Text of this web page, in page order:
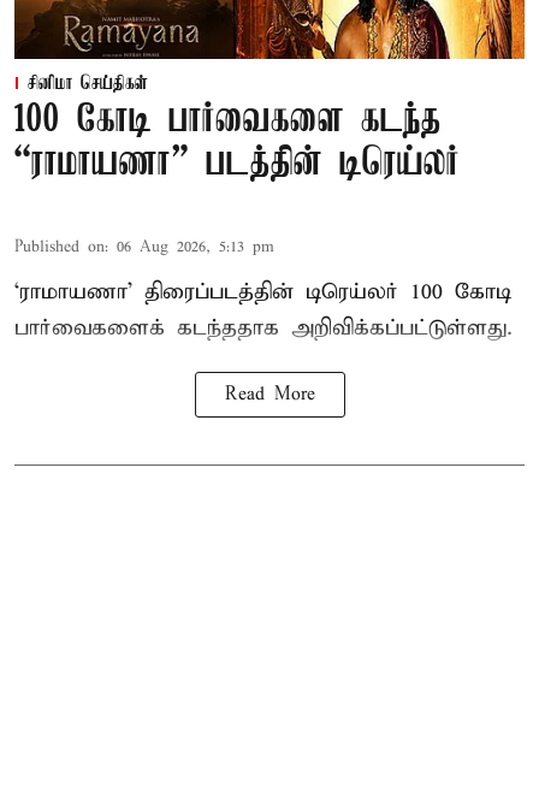
சினிமா செய்திகள்
100 கோடி பார்வைகளை கடந்த
“ராமாயணா” படத்தின் டிரெய்லர்
Published on: 06 Aug 2026, 5:13 pm
‘ராமாயணா’ திரைப்படத்தின் டிரெய்லர் 100 கோடி
பார்வைகளைக் கடந்ததாக அறிவிக்கப்பட்டுள்ளது.
Read More